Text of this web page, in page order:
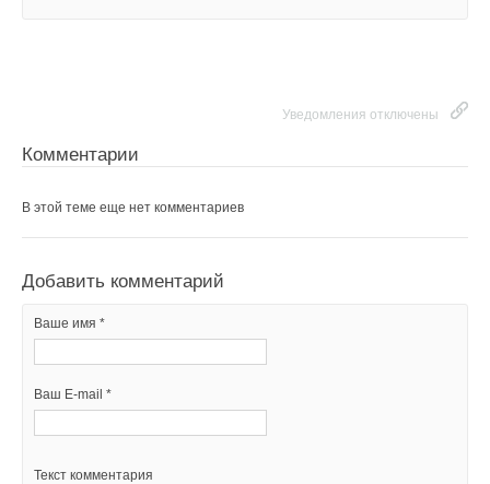
Уведомления отключены
Комментарии
В этой теме еще нет комментариев
Добавить комментарий
Ваше имя *
Ваш E-mail *
Текст комментария